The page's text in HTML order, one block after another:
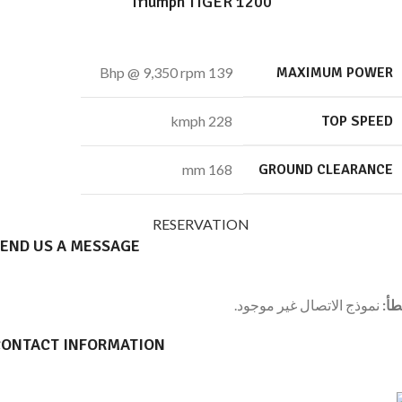
MAXIMUM POWER
139 Bhp @ 9,350 rpm
TOP SPEED
228 kmph
GROUND CLEARANCE
168 mm
RESERVATION
US A MESSAGE
نموذج الاتصال غير موجود.
INFORMATION